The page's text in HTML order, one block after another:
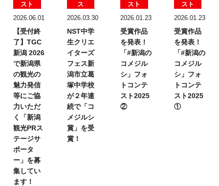
スト
2026.06.01
【受付終
了】TGC
新潟 2026
で新潟県
の観光の
魅力発信
等にご協
力いただ
く「新潟
観光PRス
テージサ
ポータ
ー」を募
集してい
ます！
ス
2026.03.30
NST中学
生クリエ
イターズ
フェス新
潟市立葛
塚中学校
が２年連
続で「コ
メジルシ
賞」を受
賞！
スト
2026.01.23
受賞作品
を発表！
「#新潟の
コメジル
シ」フォ
トコンテ
スト2025
②
スト
2026.01.23
受賞作品
を発表！
「#新潟の
コメジル
シ」フォ
トコンテ
スト2025
①